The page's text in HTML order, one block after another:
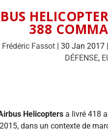
388
Frédéric Fassot |30 Jan 2017
DÉFENSE,
Helicopters a livré 418
dans un contexte de